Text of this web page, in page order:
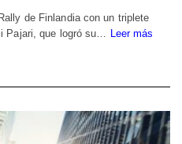
de Finlandia con un triplete
Pajari, que logró su…
Leer más